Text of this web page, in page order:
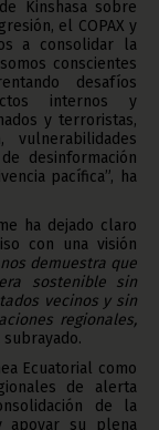
Kinshasa sobre
el COPAX y
a consolidar la
conscientes
desafíos
internos y
y terroristas,
vulnerabilidades
desinformación
pacífica”, ha
ha dejado claro
con una visión
demuestra que
sostenible sin
vecinos y sin
regionales,
subrayado.
Ecuatorial como
de alerta
de la
apoyar su plena